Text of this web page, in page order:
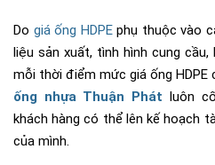
Do giá ống HDPEphụ thuộc vào
liệu sản xuất, tình hình cung
mỗi thời điểm mức giá ống
ống nhựa Thuận Phát luôn
khách hàng có thể lên kế hoạch
của mình.